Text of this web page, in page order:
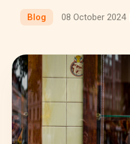
Blog 08 October 2024